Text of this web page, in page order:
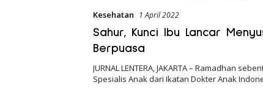
Kesehatan 1 April 2022
Sahur, Kunci Ibu Lancar
Berpuasa
JURNAL LENTERA, JAKARTA – Ramadhan
Spesialis Anak dari Ikatan Dokter Anak